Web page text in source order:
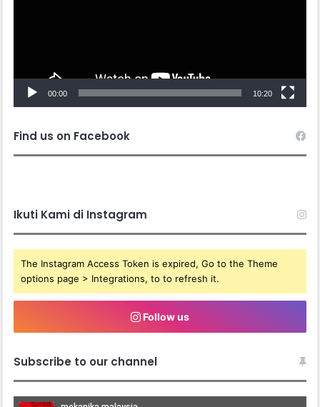
00:00 10:20
Find us on Facebook
Ikuti Kami di Instagram
The Instagram Access Token is expired, Go to the Theme
options page > Integrations, to to refresh it.
Follow us
Subscribe to our channel